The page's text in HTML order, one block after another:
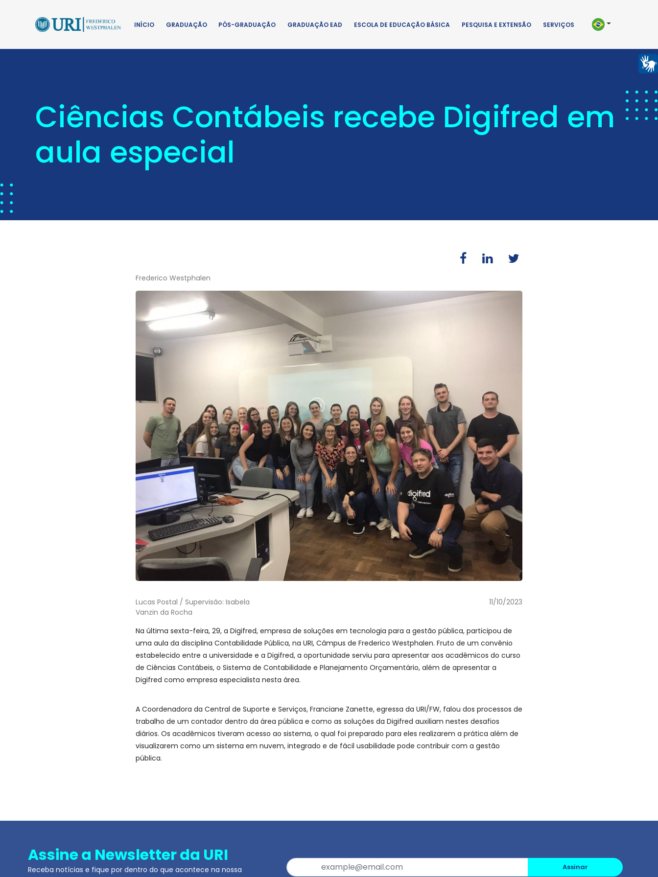
INÍCIO GRADUAÇÃO PÓS-GRADUAÇÃO GRADUAÇÃO EAD ESCOLA DE EDUCAÇÃO BÁSICA PESQUISA E EXTENSÃO SERVIÇOS
Ciências Contábeis recebe Digifred em
aula especial
Frederico Westphalen
Lucas Postal / Supervisão: Isabela
Vanzin da Rocha
11/10/2023
Na última sexta-feira, 29, a Digifred, empresa de soluções em tecnologia para a gestão pública, participou de
uma aula da disciplina Contabilidade Pública, na URI, Câmpus de Frederico Westphalen. Fruto de um convênio
estabelecido entre a universidade e a Digifred, a oportunidade serviu para apresentar aos acadêmicos do curso
de Ciências Contábeis, o Sistema de Contabilidade e Planejamento Orçamentário, além de apresentar a
Digifred como empresa especialista nesta área.
A Coordenadora da Central de Suporte e Serviços, Franciane Zanette, egressa da URI/FW, falou dos processos de
trabalho de um contador dentro da área pública e como as soluções da Digifred auxiliam nestes desafios
diários. Os acadêmicos tiveram acesso ao sistema, o qual foi preparado para eles realizarem a prática além de
visualizarem como um sistema em nuvem, integrado e de fácil usabilidade pode contribuir com a gestão
pública.
Assine a Newsletter da URI
Receba notícias e fique por dentro do que acontece na nossa
Assinar